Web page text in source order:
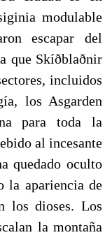
modulable
escapar del
que Skíðblaðnir
incluidos
los Asgarden
para toda la
al incesante
quedado oculto
la apariencia de
los dioses. Los
la montaña